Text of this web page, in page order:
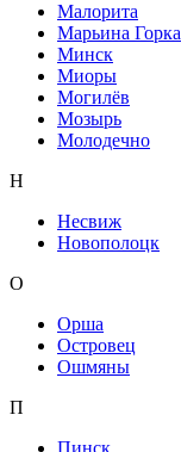
Малорита
Марьина Горка
Минск
Миоры
Могилёв
Мозырь
Молодечно
Н
Несвиж
Новополоцк
О
Орша
Островец
Ошмяны
П
Пинск